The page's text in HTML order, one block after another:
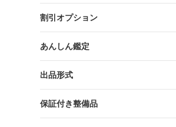
割引オプション
あんしん鑑定
出品形式
保証付き整備品